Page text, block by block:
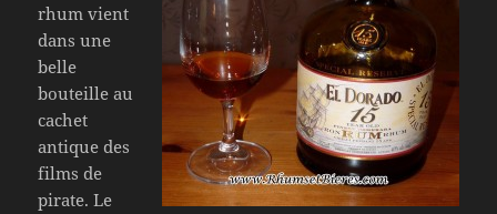
rhum vient
dans une
belle
bouteille au
cachet
antique des
films de
pirate. Le